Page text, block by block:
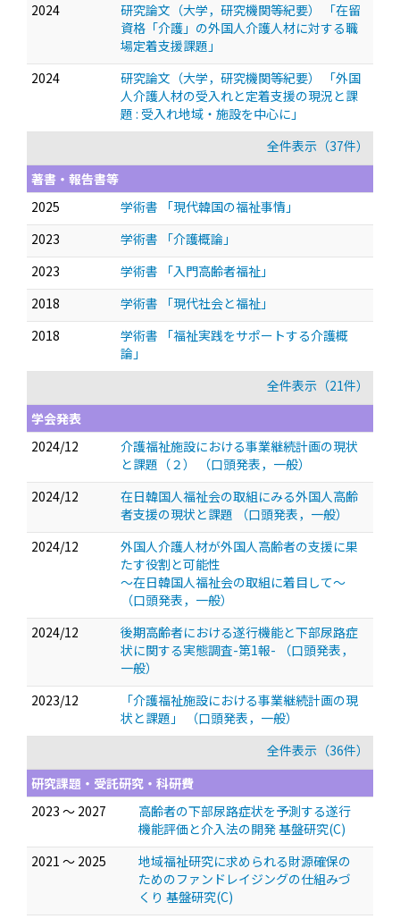
2024
研究論文（大学，研究機関等紀要） 「在留
資格「介護」の外国人介護人材に対する職
場定着支援課題」
2024
研究論文（大学，研究機関等紀要） 「外国
人介護人材の受入れと定着支援の現況と課
題 : 受入れ地域・施設を中心に」
全件表示（37件）
著書・報告書等
2025
学術書 「現代韓国の福祉事情」
2023
学術書 「介護概論」
2023
学術書 「入門高齢者福祉」
2018
学術書 「現代社会と福祉」
2018
学術書 「福祉実践をサポートする介護概
論」
全件表示（21件）
学会発表
2024/12
介護福祉施設における事業継続計画の現状
と課題（２）
（口頭発表，一般）
2024/12
在日韓国人福祉会の取組にみる外国人高齢
者支援の現状と課題
（口頭発表，一般）
2024/12
外国人介護人材が外国人高齢者の支援に果
たす役割と可能性
～在日韓国人福祉会の取組に着目して～
（口頭発表，一般）
2024/12
後期高齢者における遂行機能と下部尿路症
状に関する実態調査-第1報-
（口頭発表，
一般）
2023/12
「介護福祉施設における事業継続計画の現
状と課題」
（口頭発表，一般）
全件表示（36件）
研究課題・受託研究・科研費
2023 ～ 2027
高齢者の下部尿路症状を予測する遂行
機能評価と介入法の開発 基盤研究(C)
2021 ～ 2025
地域福祉研究に求められる財源確保の
ためのファンドレイジングの仕組みづ
くり 基盤研究(C)